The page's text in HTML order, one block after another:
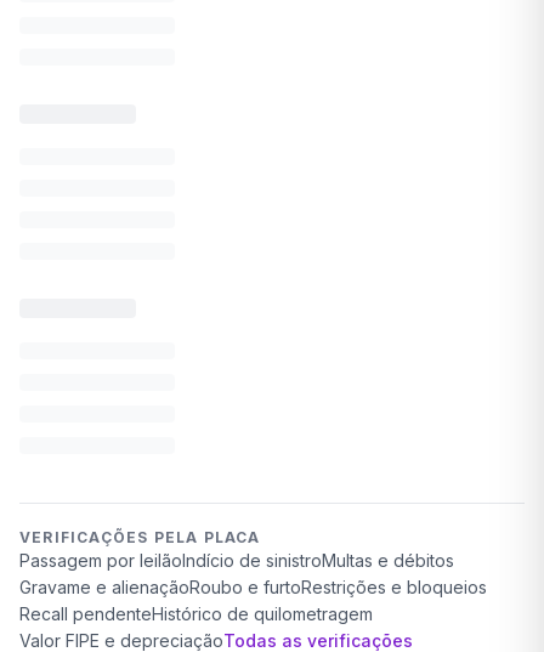
VERIFICAÇÕES PELA PLACA
Passagem por leilãoIndício de sinistroMultas e débitos
Gravame e alienaçãoRoubo e furtoRestrições e bloqueios
Recall pendenteHistórico de quilometragem
Valor FIPE e depreciaçãoTodas as verificações